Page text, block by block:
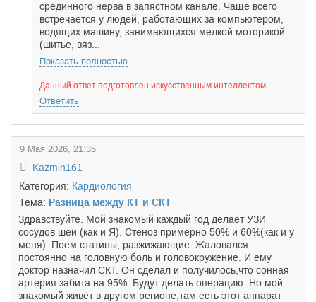
срединного нерва в запястном канале. Чаще всего
встречается у людей, работающих за компьютером,
водящих машину, занимающихся мелкой моторикой
(шитье, вяз...
Показать полностью
Данный ответ подготовлен искусственным интеллектом
Ответить
9 Мая 2026, 21:35
Kazmin161
Категория: Кардиология
Тема: Разница между КТ и СКТ
Здравствуйте. Мой знакомый каждый год делает УЗИ
сосудов шеи (как и Я). Стеноз примерно 50% и 60%(как и у
меня). Поем статины, разжижающие. Жаловался
постоянно на головную боль и головокружение. И ему
доктор назначил СКТ. Он сделал и получилось,что сонная
артерия забита на 95%. Будут делать операцию. Но мой
знакомый живёт в другом регионе,там есть этот аппарат